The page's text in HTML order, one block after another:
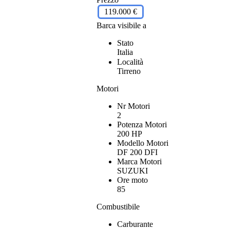
119.000 €
Barca visibile a
Stato
Italia
Località
Tirreno
Motori
Nr Motori
2
Potenza Motori
200 HP
Modello Motori
DF 200 DFI
Marca Motori
SUZUKI
Ore moto
85
Combustibile
Carburante